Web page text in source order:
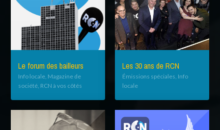
Le forum des bailleurs
Info locale, Magazine de
société, RCN à vos côtés
Les 30 ans de RCN
Émissions spéciales, Info
locale